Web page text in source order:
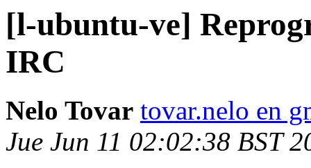
[l-ubuntu-ve]
IRC
Nelo Tovar tovar.nelo en
Jue Jun 11 02:02:38 BST